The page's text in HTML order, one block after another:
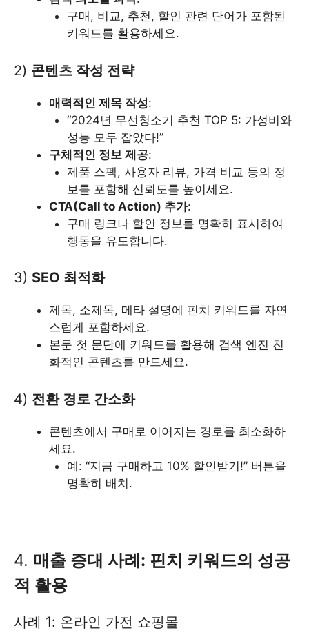
구매, 비교, 추천, 할인 관련 단어가 포함된
키워드를 활용하세요.
2) 콘텐츠 작성 전략
매력적인 제목 작성:
“2024년 무선청소기 추천 TOP 5: 가성비와
성능 모두 잡았다!”
구체적인 정보 제공:
제품 스펙, 사용자 리뷰, 가격 비교 등의 정
보를 포함해 신뢰도를 높이세요.
CTA(Call to Action) 추가:
구매 링크나 할인 정보를 명확히 표시하여
행동을 유도합니다.
3) SEO 최적화
제목, 소제목, 메타 설명에 핀치 키워드를 자연
스럽게 포함하세요.
본문 첫 문단에 키워드를 활용해 검색 엔진 친
화적인 콘텐츠를 만드세요.
4) 전환 경로 간소화
콘텐츠에서 구매로 이어지는 경로를 최소화하
세요.
예: “지금 구매하고 10% 할인받기!” 버튼을
명확히 배치.
4. 매출 증대 사례: 핀치 키워드의 성공
적 활용
사례 1: 온라인 가전 쇼핑몰